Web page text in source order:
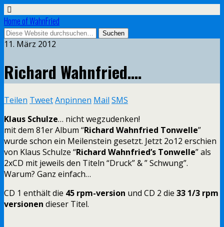
Home of WahnFried
11. März 2012
Richard Wahnfried….
Teilen TweetAnpinnen Mail SMS
Klaus Schulze… nicht wegzudenken!
mit dem 81er Album “Richard Wahnfried Tonwelle”
wurde schon ein Meilenstein gesetzt. Jetzt 2o12 erschien
von Klaus Schulze “Richard Wahnfried’s Tonwelle” als
2xCD mit jeweils den Titeln “Druck” & ” Schwung”.
Warum? Ganz einfach…
CD 1 enthält die 45 rpm-version und CD 2 die 33 1/3 rpm
versionen dieser Titel.